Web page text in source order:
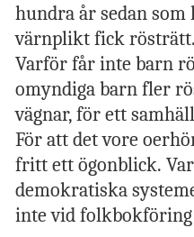
hundra år sedan
värnplikt fick
Varför får inte barn
omyndiga barn fler
vägnar, för ett
För att det vore
fritt ett ögonblick.
demokratiska
inte vid folkbokföring